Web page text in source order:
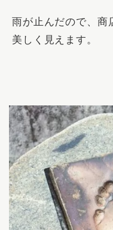
雨が止んだので、商
美しく見えます。